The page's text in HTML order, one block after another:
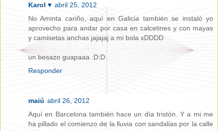
Karol ♥ abril 25, 2012
No Aminta cariño, aquí en Galicia también se instaló yo
aprovecho para andar por casa en calcetines y con mayas
y camisetas anchas jajajaj a mi bola xDDDD
un besazo guapaaa :D:D
Responder
maiú abril 26, 2012
Aquí en Barcelona también hace un día tristón. Y a mi me
ha pillado el comienzo de la lluvia con sandalias por la calle